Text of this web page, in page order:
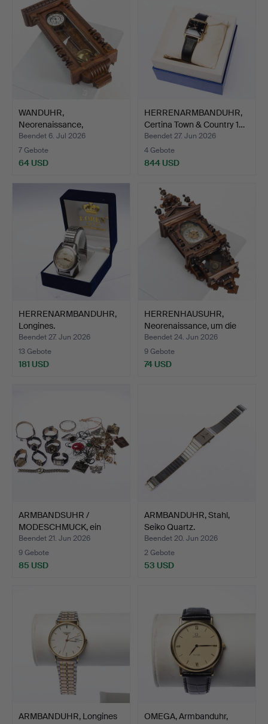
WANDUHR,
Neorenaissance,
Jahrhundertwende …
Beendet 6. Jul 2026
7 Gebote
64 USD
HERRENARMBANDUHR,
Certina Town & Country 1…
Beendet 27. Jun 2026
4 Gebote
844 USD
HERRENARMBANDUHR,
Longines.
Beendet 27. Jun 2026
13 Gebote
181 USD
HERRENHAUSUHR,
Neorenaissance, um die
Jahr…
Beendet 24. Jun 2026
9 Gebote
74 USD
ARMBANDSUHR /
MODESCHMUCK, ein
Posten u.a.…
Beendet 21. Jun 2026
9 Gebote
85 USD
ARMBANDUHR, Stahl,
Seiko Quartz.
Beendet 20. Jun 2026
2 Gebote
53 USD
ARMBANDUHR, Longines
OMEGA, Armbanduhr,